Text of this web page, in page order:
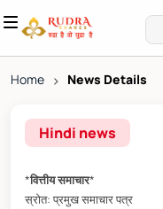
Home > News Details
Hindi news
*वित्तीय समाचार*
स्रोत: प्रमुख समाचार पत्र